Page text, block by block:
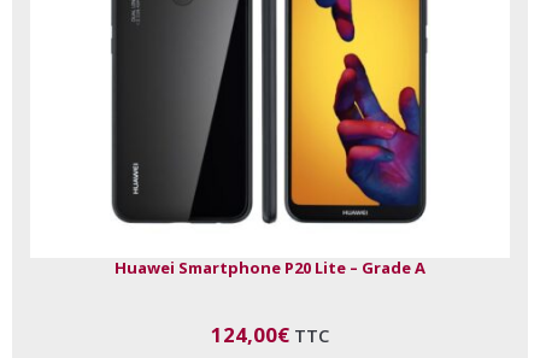
Huawei Smartphone P20 Lite – Grade A
124,00€ TTC